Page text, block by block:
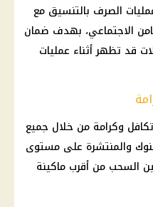
الصرف بالتنسيق مع
الاجتماعي، بهدف ضمان
قد تظهر أثناء عمليات
وكرامة من خلال جميع
والمنتشرة على مستوى
السحب من أقرب ماكينة